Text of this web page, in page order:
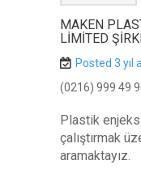
MAKEN
LIMITED
Posted 3 yıl
(0216) 999 49
Plastik
çalıştırmak
aramaktayız.